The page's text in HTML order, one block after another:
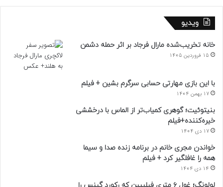
ویدیو
خانه تخریب‌شده مارال فرجاد بر اثر حمله دشمن
15 فروردین 1405
با این بازی مهارتی حسابی سرگرم بشین + فیلم
17 بهمن 1404
بنیتوئیت؛ گوهری کمیاب‌تر از الماس با درخششی
خیره‌کننده+فیلم
17 دی 1404
خواندن مجری خانم در برنامه زنده صدا و سیما
همه را غافلگیر کرد + فیلم
14 دی 1404